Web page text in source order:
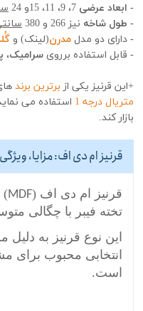
- ابعاد عرضی 7، 9، 11، 15و 24
- طول شاخه نیز 266 و 380
- دارای دو مدل مدرن(لینک) و
- قابل استفاده برروی سرامیک،
+این قرنیز یکی از برترین برند
متریال درجه 1
استفاده می
بازار کند.
قرنیز ام دی اف: مزایا،
قرنیز ام دی اف (MDF
)
تخته فیبر با چگالی
این نوع قرنیز به دلیل
انتخابی محبوب برای
است.